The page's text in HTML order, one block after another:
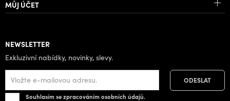
MŮJ ÚČET
NEWSLETTER
Exkluzivní nabídky, novinky, slevy.
Souhlasím se zpracováním osobních údajů.